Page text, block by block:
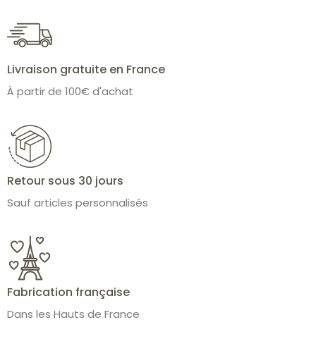
Livraison gratuite en France
À partir de 100€ d'achat
Retour sous 30 jours
Sauf articles personnalisés
Fabrication française
Dans les Hauts de France